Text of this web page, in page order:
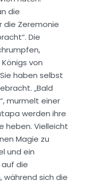
die
die Zeremonie
Die
von
haben selbst
„Bald
murmelt einer
werden ihre
heben. Vielleicht
Magie zu
und ein
die
während sich die